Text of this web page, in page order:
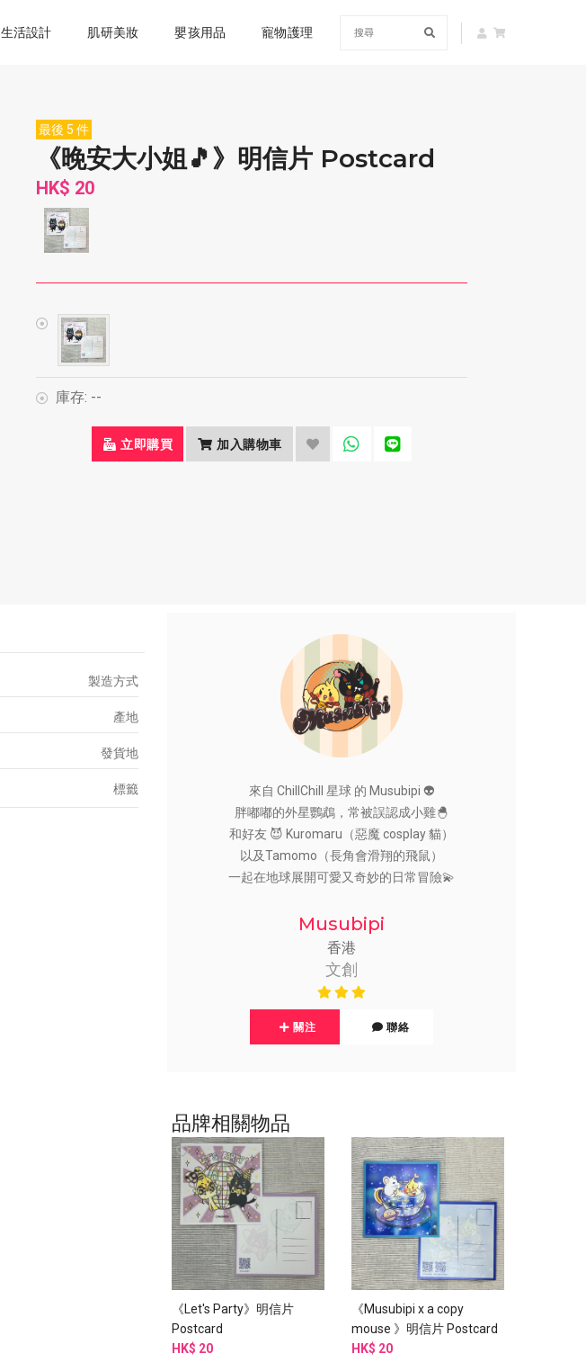
生活設計 肌研美妝 嬰孩用品 寵物護理
最後 5 件
《晚安大小姐🎵》明信片 Postcard
HK$ 20
庫存: --
立即購買 加入購物車
製造方式
產地
發貨地
標籤
來自 ChillChill 星球 的 Musubipi 👽
胖嘟嘟的外星鸚鵡，常被誤認成小雞🐣
和好友 😈 Kuromaru（惡魔 cosplay 貓）
以及Tamomo（長角會滑翔的飛鼠）
一起在地球展開可愛又奇妙的日常冒險💫
Musubipi
香港
文創
關注 聯絡
品牌相關物品
《Let's Party》明信片
Postcard
HK$ 20
《Musubipi x a copy
mouse 》明信片 Postcard
HK$ 20